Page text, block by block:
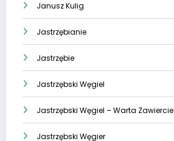
Janusz Kulig
Jastrzębianie
Jastrzębie
Jastrzębski Węgiel
Jastrzębski Węgiel – Warta Zawiercie
Jastrzębski Węgier